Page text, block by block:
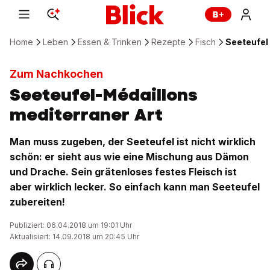
Home Leben Essen & Trinken Rezepte Fisch Seeteufel
Zum Nachkochen
Seeteufel-Médaillons
mediterraner Art
Man muss zugeben, der Seeteufel ist nicht wirklich
schön: er sieht aus wie eine Mischung aus Dämon
und Drache. Sein grätenloses festes Fleisch ist
aber wirklich lecker. So einfach kann man Seeteufel
zubereiten!
Publiziert: 06.04.2018 um 19:01 Uhr
Aktualisiert: 14.09.2018 um 20:45 Uhr